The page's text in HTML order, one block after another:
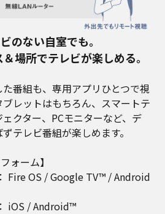
のない自室でも。
場所でテレビが楽しめる。
番組も、専用アプリひとつで視
レットはもちろん、スマートテ
クター、PCモニターなど、デ
テレビ番組が楽しめます。
ォーム】
Fire OS / Google TV™ / Android
iOS / Android™